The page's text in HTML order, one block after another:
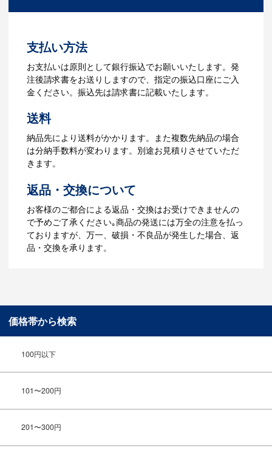
3.発注・データ入稿
ら、ご注文書をお送りします。
【名入れをする場合】名入れに必要なデ
ータをご入稿頂き、名入れイメージをデ
ータでご確認いただきます。
4.納品
【名入れをする場合】データのご入稿後
３週間程度で納品となります。
【名入れなしの場合】在庫がある場合、3
～5営業日程度で納品となります。
ご利用ガイドをもっとみる
支払い方法
お支払いは原則として銀行振込でお願いいたします。発
注後請求書をお送りしますので、指定の振込口座にご入
金ください。振込先は請求書に記載いたします。
送料
納品先により送料がかかります。また複数先納品の場合
は分納手数料が変わります。別途お見積りさせていただ
きます。
返品・交換について
お客様のご都合による返品・交換はお受けできませんの
で予めご了承ください｡商品の発送には万全の注意を払っ
ておりますが、万一、破損・不良品が発生した場合、返
品・交換を承ります。
価格帯から検索
100円以下
101〜200円
201〜300円